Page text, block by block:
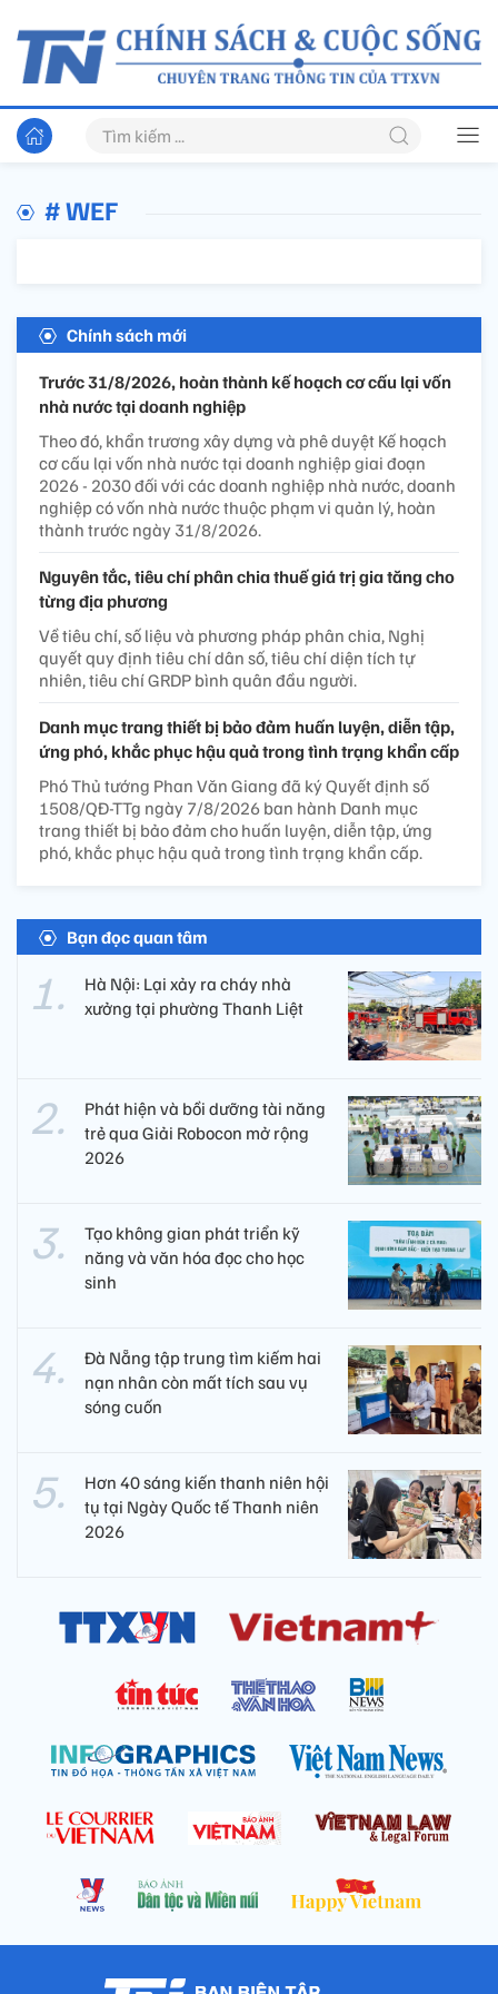
# WEF
Chính sách mới
Trước 31/8/2026, hoàn thành kế hoạch cơ cấu lại vốn
nhà nước tại doanh nghiệp
Theo đó, khẩn trương xây dựng và phê duyệt Kế hoạch
cơ cấu lại vốn nhà nước tại doanh nghiệp giai đoạn
2026 - 2030 đối với các doanh nghiệp nhà nước, doanh
nghiệp có vốn nhà nước thuộc phạm vi quản lý, hoàn
thành trước ngày 31/8/2026.
Nguyên tắc, tiêu chí phân chia thuế giá trị gia tăng cho
từng địa phương
Về tiêu chí, số liệu và phương pháp phân chia, Nghị
quyết quy định tiêu chí dân số, tiêu chí diện tích tự
nhiên, tiêu chí GRDP bình quân đầu người.
Danh mục trang thiết bị bảo đảm huấn luyện, diễn tập,
ứng phó, khắc phục hậu quả trong tình trạng khẩn cấp
Phó Thủ tướng Phan Văn Giang đã ký Quyết định số
1508/QĐ-TTg ngày 7/8/2026 ban hành Danh mục
trang thiết bị bảo đảm cho huấn luyện, diễn tập, ứng
phó, khắc phục hậu quả trong tình trạng khẩn cấp.
Bạn đọc quan tâm
Hà Nội: Lại xảy ra cháy nhà
xưởng tại phường Thanh Liệt
Phát hiện và bồi dưỡng tài năng
trẻ qua Giải Robocon mở rộng
2026
Tạo không gian phát triển kỹ
năng và văn hóa đọc cho học
sinh
Đà Nẵng tập trung tìm kiếm hai
nạn nhân còn mất tích sau vụ
sóng cuốn
Hơn 40 sáng kiến thanh niên hội
tụ tại Ngày Quốc tế Thanh niên
2026